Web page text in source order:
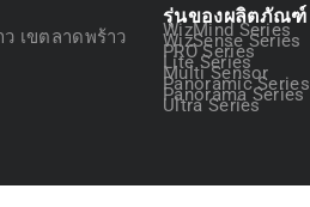
เขตลาดพร้าว
รุ่นของผลิตภัณฑ์
WizMind Series
WizSense Series
PRO Series
Lite Series
Multi Sensor
Panoramic Series
Panorama Series
Ultra Series